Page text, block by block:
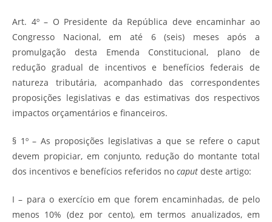
Art. 4º – O Presidente da República deve encaminhar ao
Congresso Nacional, em até 6 (seis) meses após a
promulgação desta Emenda Constitucional, plano de
redução gradual de incentivos e benefícios federais de
natureza tributária, acompanhado das correspondentes
proposições legislativas e das estimativas dos respectivos
impactos orçamentários e financeiros.
§ 1º – As proposições legislativas a que se refere o caput
devem propiciar, em conjunto, redução do montante total
dos incentivos e benefícios referidos no caput deste artigo:
I – para o exercício em que forem encaminhadas, de pelo
menos 10% (dez por cento), em termos anualizados, em